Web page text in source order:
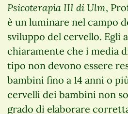
Psicoterapia III di Ulm,
è un luminare nel campo
sviluppo del cervello. Egli
chiaramente che i media
tipo non devono essere
bambini fino a 14 anni o
cervelli dei bambini non
grado di elaborare